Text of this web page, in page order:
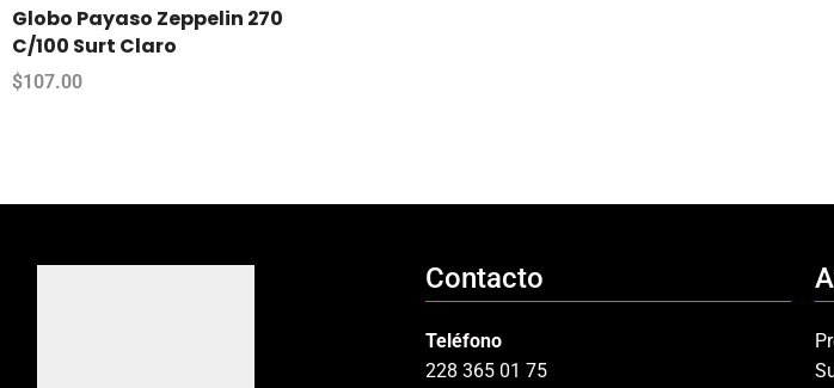
Globo Payaso Zeppelin 270
C/100 Surt Claro
$107.00
Contacto
Teléfono
228 365 01 75